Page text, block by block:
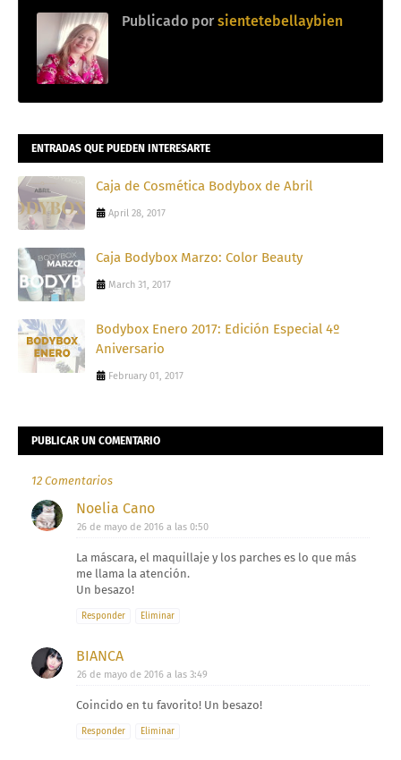
Publicado por sientetebellaybien
ENTRADAS QUE PUEDEN INTERESARTE
Caja de Cosmética Bodybox de Abril
April 28, 2017
Caja Bodybox Marzo: Color Beauty
March 31, 2017
Bodybox Enero 2017: Edición Especial 4º
Aniversario
February 01, 2017
PUBLICAR UN COMENTARIO
12 Comentarios
Noelia Cano
26 de mayo de 2016 a las 0:50
La máscara, el maquillaje y los parches es lo que más
me llama la atención.
Un besazo!
Responder Eliminar
BIANCA
26 de mayo de 2016 a las 3:49
Coincido en tu favorito! Un besazo!
Responder Eliminar